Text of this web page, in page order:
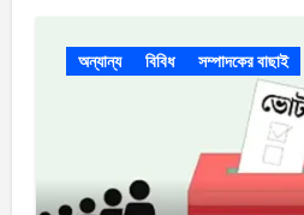
অন্যান্য বিবিধ সম্পাদকের বাছাই